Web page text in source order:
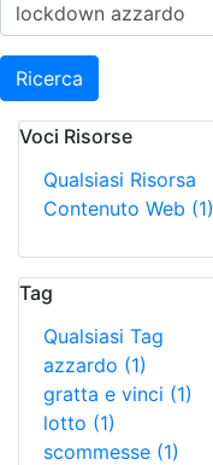
Ricerca
Voci Risorse
Qualsiasi Risorsa
Contenuto Web (1)
Tag
Qualsiasi Tag
azzardo (1)
gratta e vinci (1)
lotto (1)
scommesse (1)